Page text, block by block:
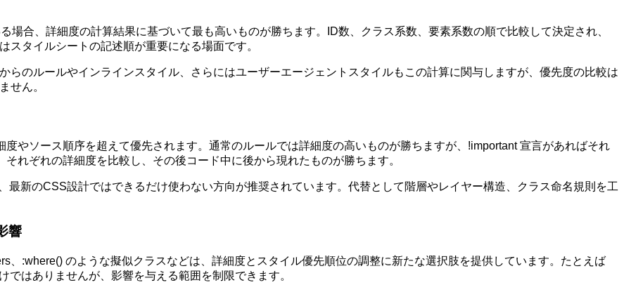
合、詳細度の計算結果に基づいて最も高いものが勝ちます。ID数、クラス系数、要素系数の順で比較して決定され、
タイルシートの記述順が重要になる場面です。
らのルールやインラインスタイル、さらにはユーザーエージェントスタイルもこの計算に関与しますが、優先度の比較は
せん。
やソース順序を超えて優先されます。通常のルールでは詳細度の高いものが勝ちますが、!important 宣言があればそれ
れぞれの詳細度を比較し、その後コード中に後から現れたものが勝ちます。
最新のCSS設計ではできるだけ使わない方向が推奨されています。代替として階層やレイヤー構造、クラス命名規則を工
響
、:where() のような擬似クラスなどは、詳細度とスタイル優先順位の調整に新たな選択肢を提供しています。たとえば
はありませんが、影響を与える範囲を制限できます。